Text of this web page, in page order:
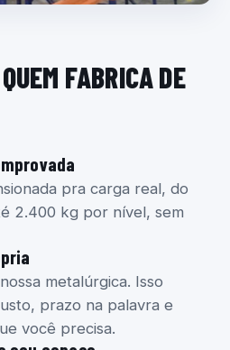
FABRICA DE
pra carga real, do
2.400 kg por nível, sem
metalúrgica. Isso
prazo na palavra e
você precisa.